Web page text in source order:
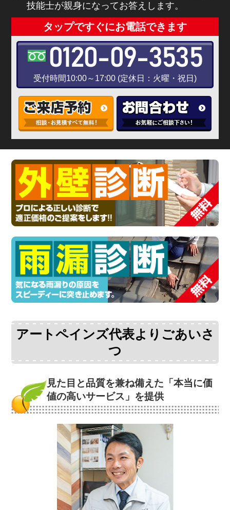
技能士が親身になってお答えします。
タップですぐにお電話できます
0120-09-3535
受付時間10:00～17:00 (定休日：火曜・祝日)
アートペインズ代表よりごあいさ
つ
見た目と品質を兼ね備えた 「本当に価
値の高いサービス」を提供